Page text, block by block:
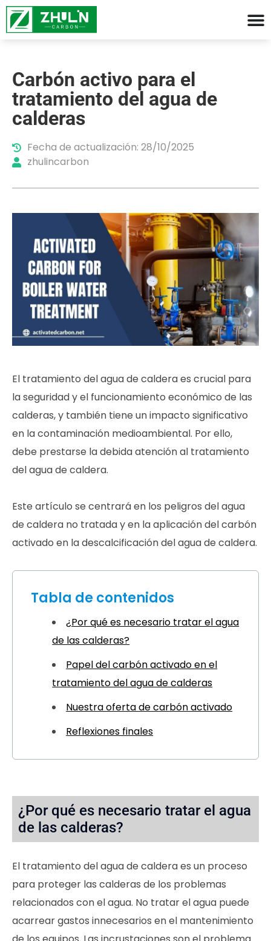
Carbón activo para el
tratamiento del agua de
calderas
Fecha de actualización: 28/10/2025
zhulincarbon
El tratamiento del agua de caldera es crucial para
la seguridad y el funcionamiento económico de las
calderas, y también tiene un impacto significativo
en la contaminación medioambiental. Por ello,
debe prestarse la debida atención al tratamiento
del agua de caldera.
Este artículo se centrará en los peligros del agua
de caldera no tratada y en la aplicación del carbón
activado en la descalcificación del agua de caldera.
Tabla de contenidos
¿Por qué es necesario tratar el agua
de las calderas?
Papel del carbón activado en el
tratamiento del agua de calderas
Nuestra oferta de carbón activado
Reflexiones finales
¿Por qué es necesario tratar el agua
de las calderas?
El tratamiento del agua de caldera es un proceso
para proteger las calderas de los problemas
relacionados con el agua. No tratar el agua puede
acarrear gastos innecesarios en el mantenimiento